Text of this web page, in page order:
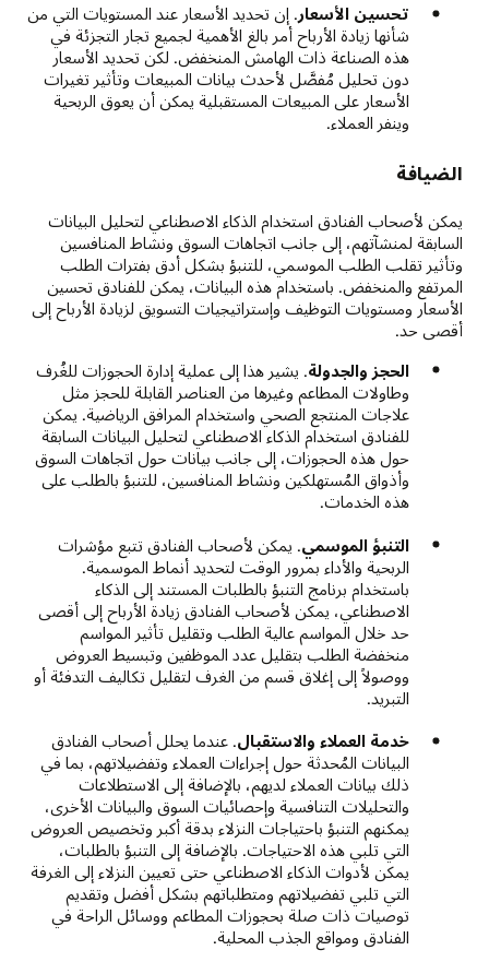
تحسين الأسعار. إن تحديد الأسعار عند المستويات التي من
شأنها زيادة الأرباح أمر بالغ الأهمية لجميع تجار التجزئة في
هذه الصناعة ذات الهامش المنخفض. لكن تحديد الأسعار
دون تحليل مُفصَّل لأحدث بيانات المبيعات وتأثير تغيرات
الأسعار على المبيعات المستقبلية يمكن أن يعوق الربحية
وينفر العملاء.
الضيافة
يمكن لأصحاب الفنادق استخدام الذكاء الاصطناعي لتحليل البيانات
السابقة لمنشآتهم، إلى جانب اتجاهات السوق ونشاط المنافسين
وتأثير تقلب الطلب الموسمي، للتنبؤ بشكل أدق بفترات الطلب
المرتفع والمنخفض. باستخدام هذه البيانات، يمكن للفنادق تحسين
الأسعار ومستويات التوظيف وإستراتيجيات التسويق لزيادة الأرباح إلى
أقصى حد.
الحجز والجدولة. يشير هذا إلى عملية إدارة الحجوزات للغُرف
وطاولات المطاعم وغيرها من العناصر القابلة للحجز مثل
علاجات المنتجع الصحي واستخدام المرافق الرياضية. يمكن
للفنادق استخدام الذكاء الاصطناعي لتحليل البيانات السابقة
حول هذه الحجوزات، إلى جانب بيانات حول اتجاهات السوق
وأذواق المُستهلكين ونشاط المنافسين، للتنبؤ بالطلب على
هذه الخدمات.
التنبؤ الموسمي. يمكن لأصحاب الفنادق تتبع مؤشرات
الربحية والأداء بمرور الوقت لتحديد أنماط الموسمية.
باستخدام برنامج التنبؤ بالطلبات المستند إلى الذكاء
الاصطناعي، يمكن لأصحاب الفنادق زيادة الأرباح إلى أقصى
حد خلال المواسم عالية الطلب وتقليل تأثير المواسم
منخفضة الطلب بتقليل عدد الموظفين وتبسيط العروض
ووصولاً إلى إغلاق قسم من الغرف لتقليل تكاليف التدفئة أو
التبريد.
خدمة العملاء والاستقبال. عندما يحلل أصحاب الفنادق
البيانات المُحدثة حول إجراءات العملاء وتفضيلاتهم، بما في
ذلك بيانات العملاء لديهم، بالإضافة إلى الاستطلاعات
والتحليلات التنافسية وإحصائيات السوق والبيانات الأخرى،
يمكنهم التنبؤ باحتياجات النزلاء بدقة أكبر وتخصيص العروض
التي تلبي هذه الاحتياجات. بالإضافة إلى التنبؤ بالطلبات،
يمكن لأدوات الذكاء الاصطناعي حتى تعيين النزلاء إلى الغرفة
التي تلبي تفضيلاتهم ومتطلباتهم بشكل أفضل وتقديم
توصيات ذات صلة بحجوزات المطاعم ووسائل الراحة في
الفنادق ومواقع الجذب المحلية.